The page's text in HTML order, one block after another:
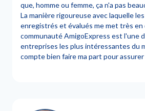
que, homme ou femme, ça n'a pas
La manière rigoureuse avec laquelle
enregistrés et évalués me met très en
communauté AmigoExpress est l'une
entreprises les plus intéressantes du
compte bien faire ma part pour